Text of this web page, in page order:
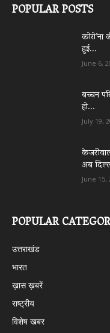
POPULAR POSTS
हुई...
June 6,
बच्चन
हो...
July 19,
अब
June 15,
POPULAR
उत्तराखंड
भारत
ख़ास ख़बरें
राष्ट्रीय
विशेष खबर